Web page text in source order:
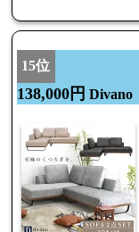
15位
138,000円 Divano